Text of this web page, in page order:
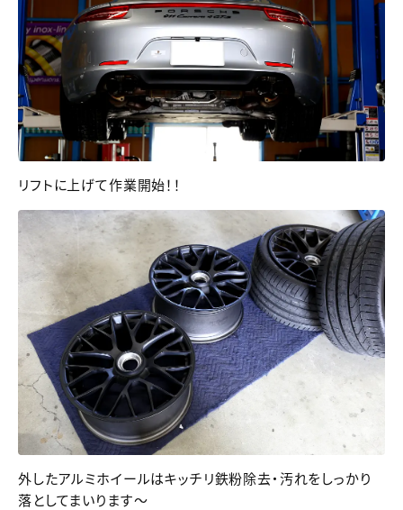
リフトに上げて作業開始！！
外したアルミホイールはキッチリ鉄粉除去・汚れをしっかり
落としてまいります～